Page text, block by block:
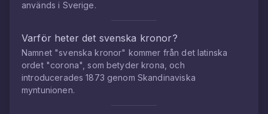
används i Sverige.
Varför heter det svenska kronor?
Namnet "svenska kronor" kommer från det latinska
ordet "corona", som betyder krona, och
introducerades 1873 genom Skandinaviska
myntunionen.